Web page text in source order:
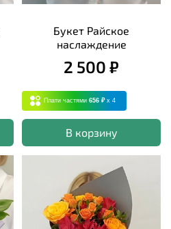
Букет Райское
наслаждение
2 500 ₽
Плати частями 656 ₽ x 4
В корзину